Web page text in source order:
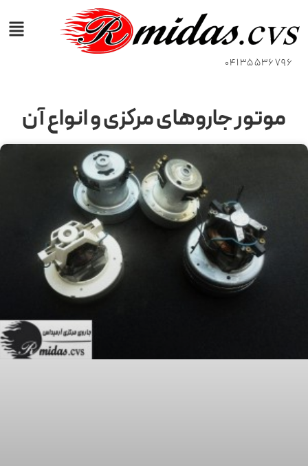
04135536796
موتور جاروهای مرکزی و انواع آن